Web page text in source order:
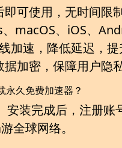
可使用，无时间限
macOS、iOS、
加速，降低延迟，提
加密，保障用户隐
永久免费加速器？
安装完成后，注册账
全球网络。